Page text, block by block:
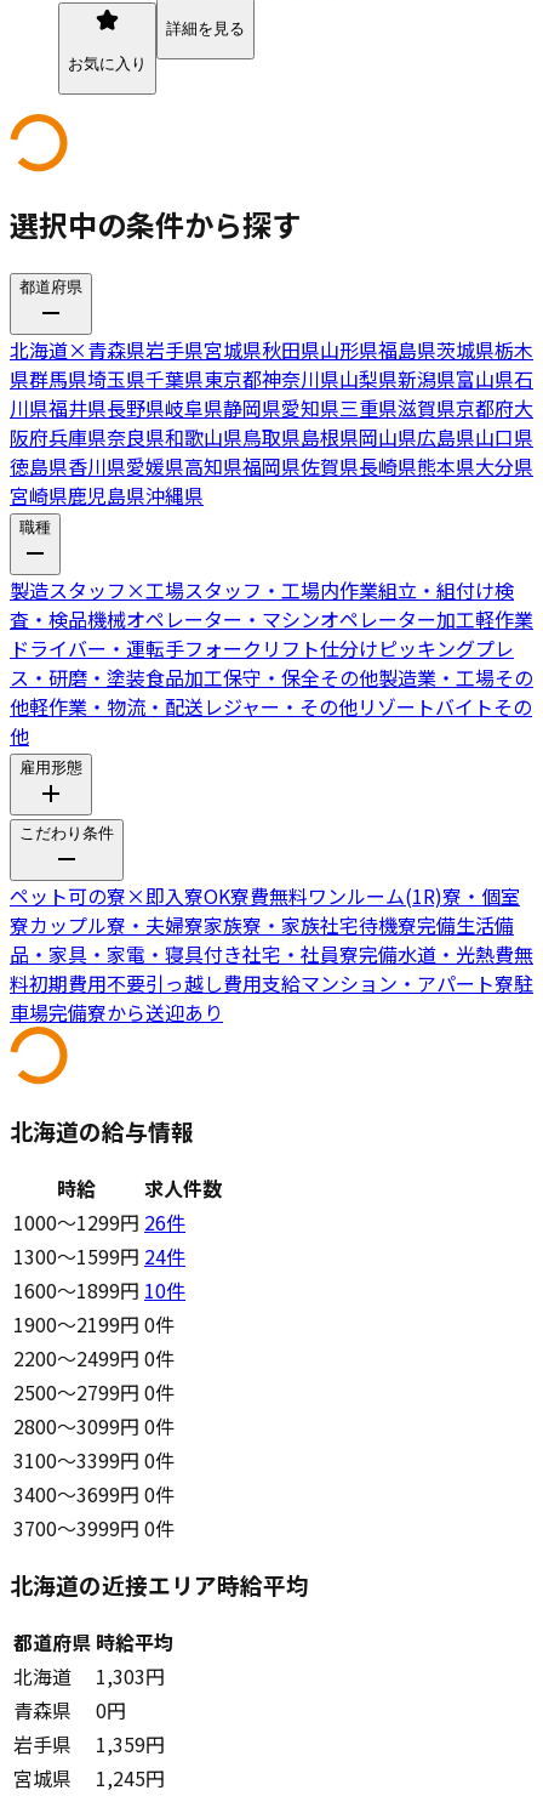
お気に入り
詳細を見る
選択中の条件から探す
都道府県
北海道×青森県岩手県宮城県秋田県山形県福島県茨城県栃木
県群馬県埼玉県千葉県東京都神奈川県山梨県新潟県富山県石
川県福井県長野県岐阜県静岡県愛知県三重県滋賀県京都府大
阪府兵庫県奈良県和歌山県鳥取県島根県岡山県広島県山口県
徳島県香川県愛媛県高知県福岡県佐賀県長崎県熊本県大分県
宮崎県鹿児島県沖縄県
職種
製造スタッフ ×工場スタッフ・工場内作業組立・組付け検
査・検品機械オペレーター・マシンオペレーター加工軽作業
ドライバー・運転手フォークリフト仕分けピッキングプレ
ス・研磨・塗装食品加工保守・保全その他製造業・工場その
他軽作業・物流・配送レジャー・その他リゾートバイトその
他
雇用形態
こだわり条件
ペット可の寮×即入寮OK寮費無料ワンルーム(1R)寮・個室
寮カップル寮・夫婦寮家族寮・家族社宅待機寮完備生活備
品・家具・家電・寝具付き社宅・社員寮完備水道・光熱費無
料初期費用不要引っ越し費用支給マンション・アパート寮駐
車場完備寮から送迎あり
北海道の給与情報
時給
求人件数
1000〜1299円 26件
1300〜1599円 24件
1600〜1899円 10件
1900〜2199円 0件
2200〜2499円 0件
2500〜2799円 0件
2800〜3099円 0件
3100〜3399円 0件
3400〜3699円 0件
3700〜3999円 0件
北海道の近接エリア時給平均
都道府県 時給平均
北海道
1,303円
青森県
0円
岩手県
1,359円
宮城県
1,245円